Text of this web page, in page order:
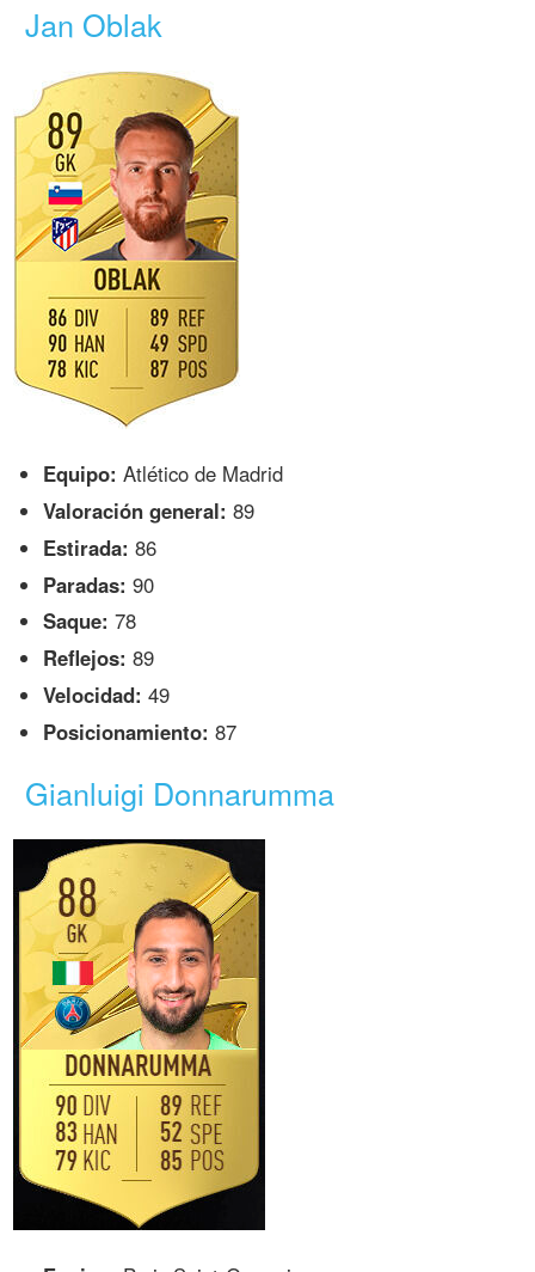
Jan Oblak
Equipo: Atlético de Madrid
Valoración general: 89
Estirada: 86
Paradas: 90
Saque: 78
Reflejos: 89
Velocidad: 49
Posicionamiento: 87
Gianluigi Donnarumma